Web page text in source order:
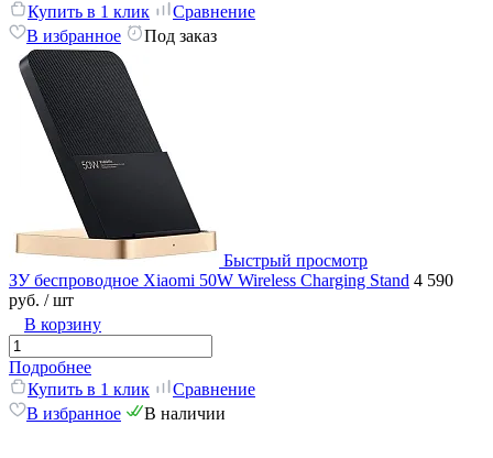
Купить в 1 клик
Сравнение
В избранное
Под заказ
Быстрый просмотр
ЗУ беспроводное Xiaomi 50W Wireless Charging Stand 4 590
руб. / шт
В корзину
Подробнее
Купить в 1 клик
Сравнение
В избранное
В наличии